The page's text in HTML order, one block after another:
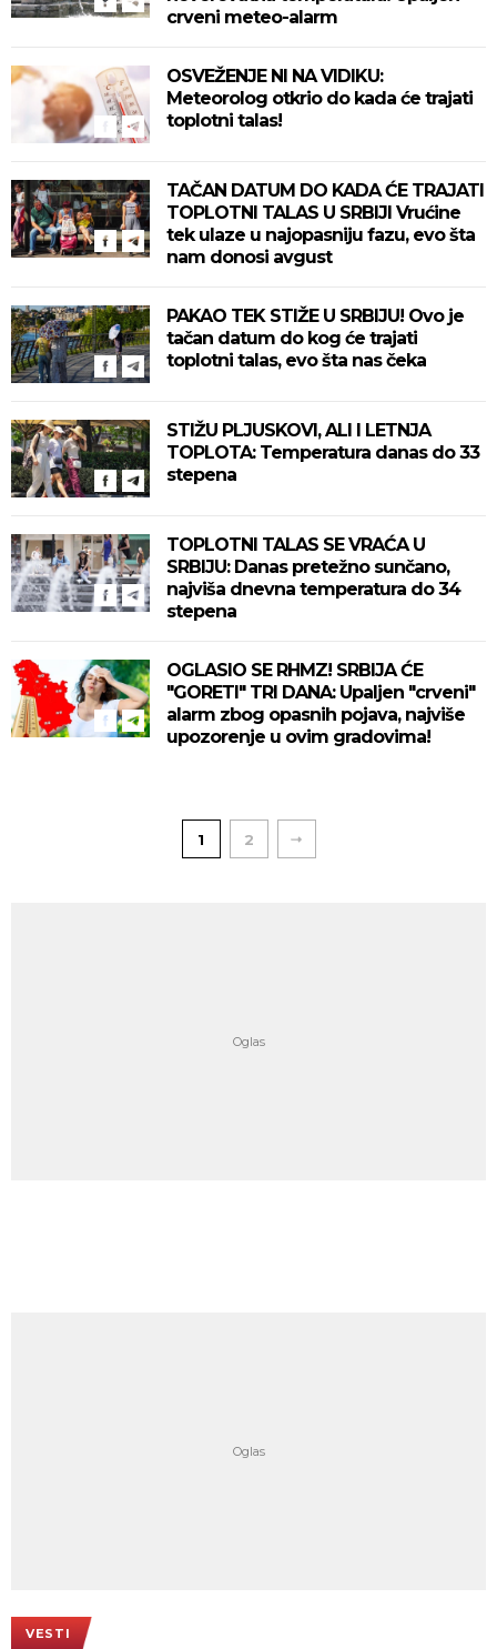
crveni meteo-alarm
OSVEŽENJE NI NA VIDIKU:
Meteorolog otkrio do kada će trajati
toplotni talas!
TAČAN DATUM DO KADA ĆE TRAJATI
TOPLOTNI TALAS U SRBIJI Vrućine
tek ulaze u najopasniju fazu, evo šta
nam donosi avgust
PAKAO TEK STIŽE U SRBIJU! Ovo je
tačan datum do kog će trajati
toplotni talas, evo šta nas čeka
STIŽU PLJUSKOVI, ALI I LETNJA
TOPLOTA: Temperatura danas do 33
stepena
TOPLOTNI TALAS SE VRAĆA U
SRBIJU: Danas pretežno sunčano,
najviša dnevna temperatura do 34
stepena
OGLASIO SE RHMZ! SRBIJA ĆE
"GORETI" TRI DANA: Upaljen "crveni"
alarm zbog opasnih pojava, najviše
upozorenje u ovim gradovima!
1 2
VESTI